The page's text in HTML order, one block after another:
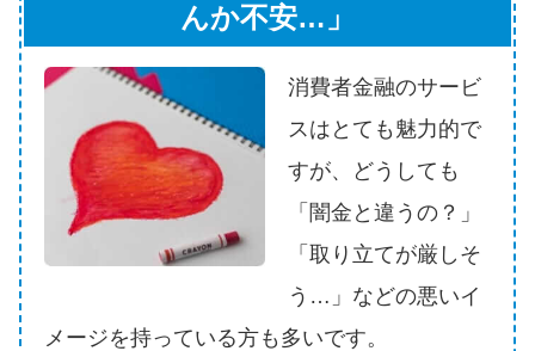
アコムはブラックでも審査に通
る？ 自分がブラックか確かめる
アコムとレイクどっちがいい
の？ カードローンの選び方を徹
底解説！
プロミスの返済方法を徹底解
説！ もっとも便利でお得な返済
んか不安…」
消費者金融のサービ
スはとても魅力的で
すが、どうしても
「闇金と違うの？」
「取り立てが厳しそ
う…」などの悪いイ
メージを持っている方も多いです。